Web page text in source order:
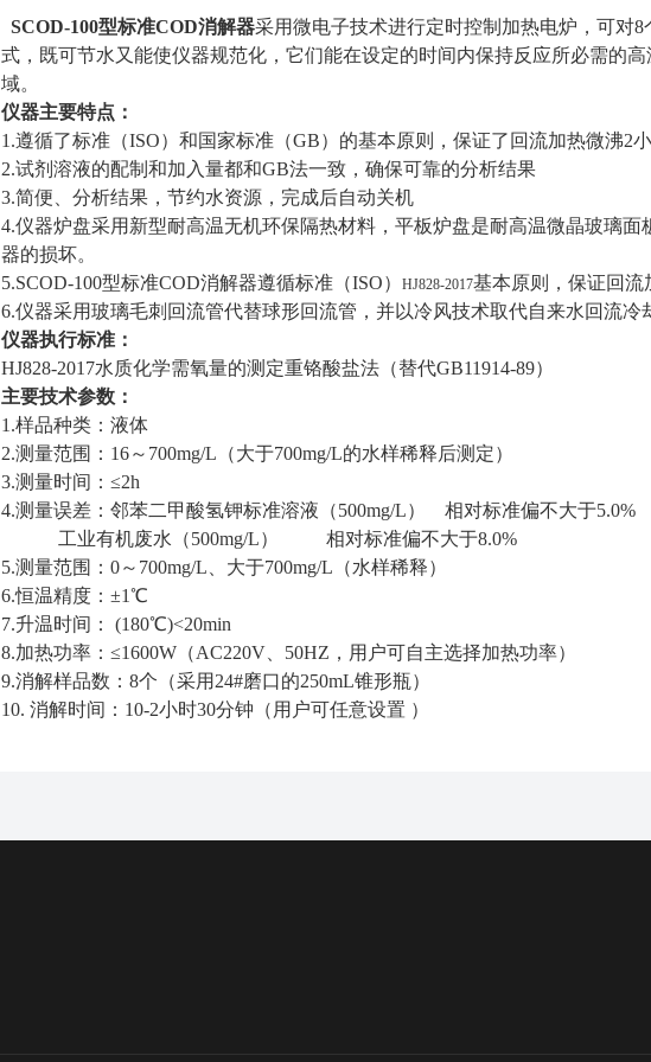
SCOD-100型标准COD消解器采用微电子技术进行定时控制加热电炉，可对
式，既可节水又能使仪器规范化，它们能在设定的时间内保持反应所必需的
域。
仪器主要特点：
1.遵循了标准（ISO）和国家标准（GB）的基本原则，保证了回流加热微沸2
2.试剂溶液的配制和加入量都和GB法一致，确保可靠的分析结果
3.简便、分析结果，节约水资源，完成后自动关机
4.仪器炉盘采用新型耐高温无机环保隔热材料，平板炉盘是耐高温微晶玻璃
器的损坏。
5.SCOD-100型标准COD消解器遵循标准（ISO） HJ828-2017基本原则，保证回流
6.仪器采用玻璃毛刺回流管代替球形回流管，并以冷风技术取代自来水回流冷
仪器执行标准：
HJ828-2017水质化学需氧量的测定重铬酸盐法（替代GB11914-89）
主要技术参数：
1.样品种类：液体
2.测量范围：16～700mg/L（大于700mg/L的水样稀释后测定）
3.测量时间：≤2h
4.测量误差：邻苯二甲酸氢钾标准溶液（500mg/L） 相对标准偏不大于5.0%
工业有机废水（500mg/L）
相对标准偏不大于8.0%
5.测量范围：0～700mg/L、大于700mg/L（水样稀释）
6.恒温精度：±1℃
7.升温时间： (180℃)<20min
8.加热功率：≤1600W（AC220V、50HZ，用户可自主选择加热功率）
9.消解样品数：8个（采用24#磨口的250mL锥形瓶）
10. 消解时间：10-2小时30分钟（用户可任意设置 ）